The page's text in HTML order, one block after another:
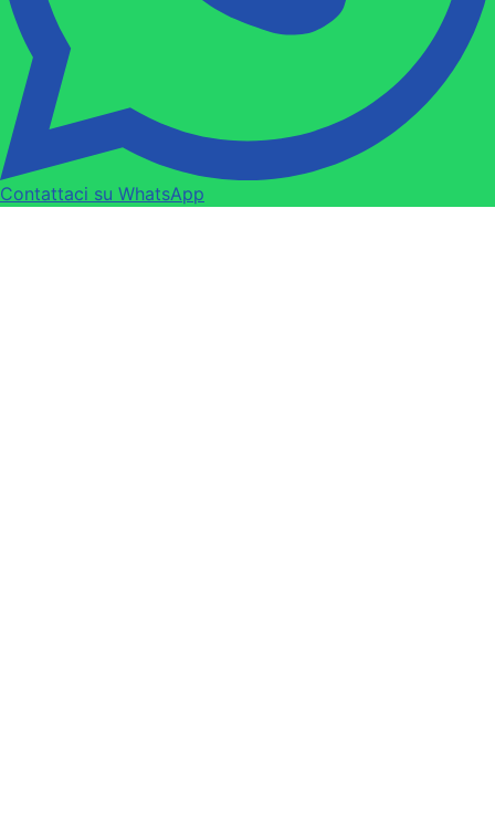
Contattaci su WhatsApp